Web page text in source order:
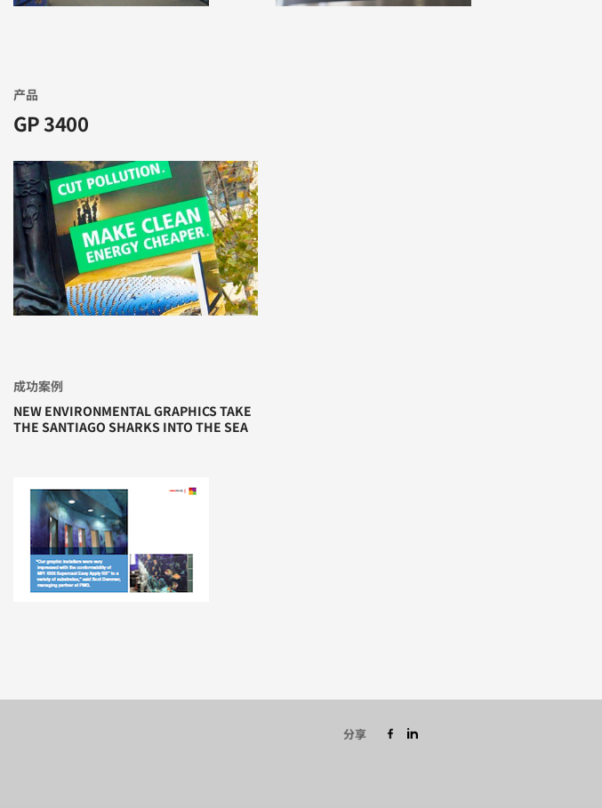
产品
GP 3400
成功案例
NEW ENVIRONMENTAL GRAPHICS TAKE
THE SANTIAGO SHARKS INTO THE SEA
分享